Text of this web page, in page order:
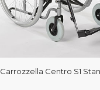
Carrozzella Centro S1